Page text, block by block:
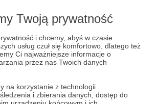
Twoją prywatność
i chcemy, abyś w czasie
usług czuł się komfortowo, dlatego też
Ci najważniejsze informacje o
przez nas Twoich danych
na korzystanie z technologii
i zbierania danych, dostęp do
wobec przetwarzania Twoich danych
dla osób niepełnoletnich możliwa
podpisanego formularza "Zgodna na
osobę niepełnoletnią", formularz
regulaminu Patronite.pl.